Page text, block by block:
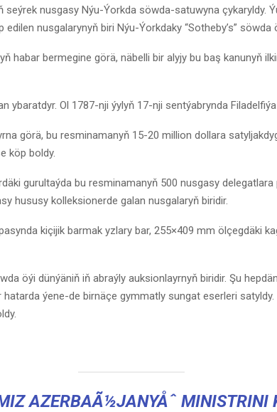
seýrek nusgasy Nýu-Ýorkda söwda-satuwyna çykaryldy.
nusgalarynyň biri Nýu-Ýorkdaky “Sotheby’s” söwda
habar bermegine görä, näbelli bir alyjy bu baş kanunyň
ybaratdyr. Ol 1787-nji ýylyň 17-nji sentýabrynda
görä, bu resminamanyň 15-20 million dollara
köp boldy.
gurultaýda bu resminamanyň 500 nusgasy delegatlara
hususy kolleksionerde galan nusgalaryň biridir.
kiçijik barmak yzlary bar, 255×409 mm ölçegdäki
öýi dünýäniň iň abraýly auksionlayrnyň biridir. Şu
ýene-de birnäçe gymmatly sungat eserleri satyldy.
AZERBAÃ½JANYÅˆ MINISTRINI